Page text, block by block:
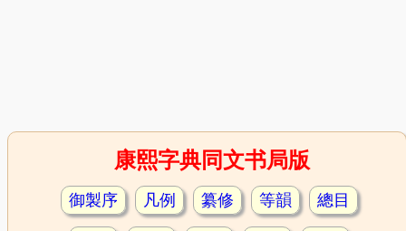
康熙字典同文书局版
御製序 凡例 纂修 等韻 總目